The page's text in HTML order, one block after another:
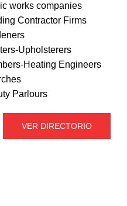
works companies
Contractor Firms
Upholsterers
Heating Engineers
Parlours
VER DIRECTORIO